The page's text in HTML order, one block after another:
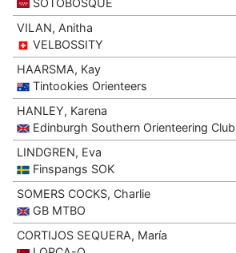
SOTOBOSQUE
VILAN, Anitha
VELBOSSITY
HAARSMA, Kay
Tintookies Orienteers
HANLEY, Karena
Edinburgh Southern Orienteering Club
LINDGREN, Eva
Finspangs SOK
SOMERS COCKS, Charlie
GB MTBO
CORTIJOS SEQUERA, María